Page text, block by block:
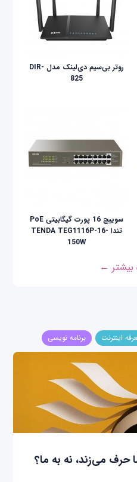
روتر بی‌سیم دی‌لینک مدل DIR-
825
سوییچ 16 پورت گیگابیتی PoE
تندا TENDA TEG1116P-16-
150W
←
اینترنت برنامه نویسی
حرف می‌زند، نه به ما؟